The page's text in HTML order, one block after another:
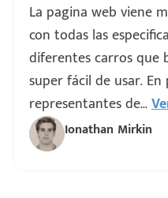
La pagina web viene
con todas las
diferentes carros que
super fácil de usar. En
representantes de...
Ionathan Mirkin